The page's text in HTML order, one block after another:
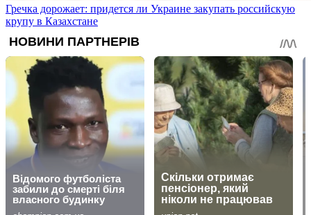
Гречка дорожает: придется ли Украине закупать российскую
крупу в Казахстане